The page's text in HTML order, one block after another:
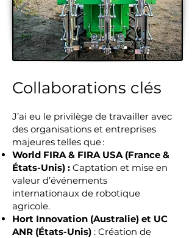
Collaborations clés
J’ai eu le privilège de travailler avec
des organisations et entreprises
majeures telles que :
World FIRA & FIRA USA (France &
États-Unis) : Captation et mise en
valeur d’événements
internationaux de robotique
agricole.
Hort Innovation (Australie) et UC
ANR (États-Unis) : Création de